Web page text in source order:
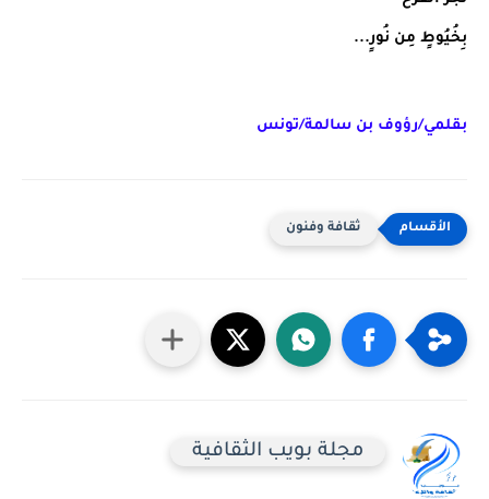
بِخُيُوطٍ مِن نُورٍ...
بقلمي/رؤوف بن سالمة/تونس
ثقافة وفنون
مجلة بويب الثقافية